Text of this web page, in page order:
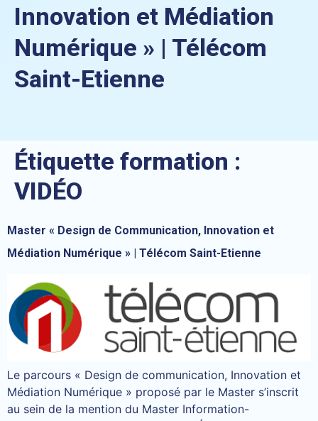
Innovation et Médiation
Numérique » | Télécom
Saint-Etienne
Étiquette formation :
VIDÉO
Master « Design de Communication, Innovation et
Médiation Numérique » | Télécom Saint-Etienne
Le parcours « Design de communication, Innovation et
Médiation Numérique » proposé par le Master s’inscrit
au sein de la mention du Master Information-